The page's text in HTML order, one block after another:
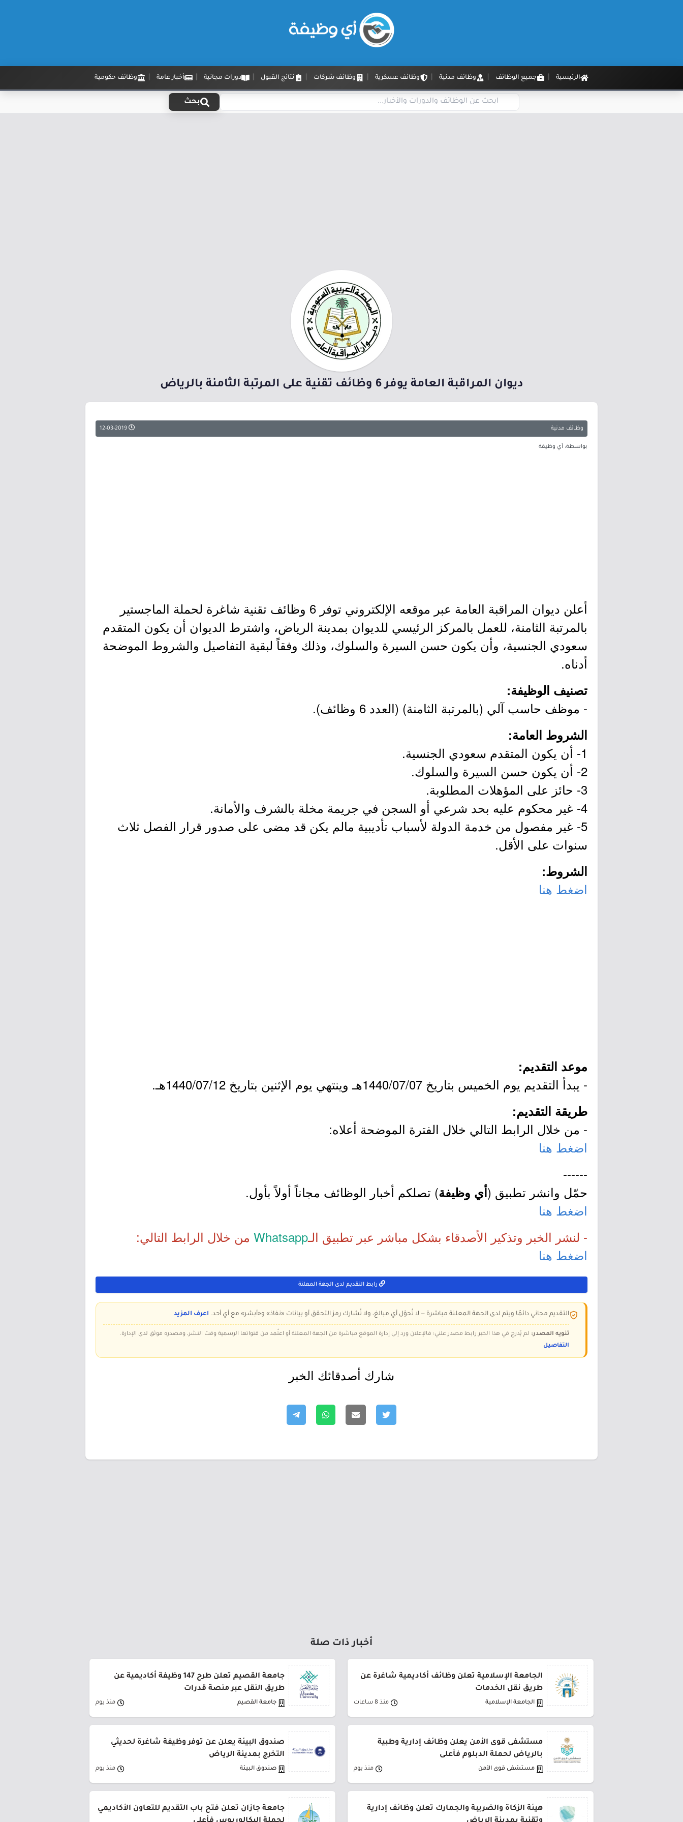
الرئيسية جميع الوظائف وظائف مدنية وظائف عسكرية وظائف شركات نتائج القبول دورات مجانية أخبار عامة وظائف حكومية
بحث
ديوان المراقبة العامة يوفر 6 وظائف تقنية على المرتبة الثامنة بالرياض
وظائف مدنية
بواسطة: أي وظيفة
أعلن ديوان المراقبة العامة عبر موقعه الإلكتروني توفر 6 وظائف تقنية شاغرة لحملة الماجستير
بالمرتبة الثامنة، للعمل بالمركز الرئيسي للديوان بمدينة الرياض، واشترط الديوان أن يكون المتقدم
سعودي الجنسية، وأن يكون حسن السيرة والسلوك، وذلك وفقاً لبقية التفاصيل والشروط الموضحة
أدناه.
تصنيف الوظيفة:
- موظف حاسب آلي (بالمرتبة الثامنة) (العدد 6 وظائف).
الشروط العامة:
1- أن يكون المتقدم سعودي الجنسية.
2- أن يكون حسن السيرة والسلوك.
3- حائز على المؤهلات المطلوبة.
4- غير محكوم عليه بحد شرعي أو السجن في جريمة مخلة بالشرف والأمانة.
5- غير مفصول من خدمة الدولة لأسباب تأديبية مالم يكن قد مضى على صدور قرار الفصل ثلاث
سنوات على الأقل.
الشروط:
اضغط هنا
موعد التقديم:
- يبدأ التقديم يوم الخميس بتاريخ 1440/07/07هـ وينتهي يوم الإثنين بتاريخ 1440/07/12هـ.
طريقة التقديم:
- من خلال الرابط التالي خلال الفترة الموضحة أعلاه:
اضغط هنا
------
حمّل وانشر تطبيق (أي وظيفة) تصلكم أخبار الوظائف مجاناً أولاً بأول.
اضغط هنا
- لنشر الخبر وتذكير الأصدقاء بشكل مباشر عبر تطبيق الـWhatsapp من خلال الرابط التالي:
اضغط هنا
رابط التقديم لدى الجهة المعلنة
التقديم مجاني دائمًا ويتم لدى الجهة المعلنة مباشرة — لا تُحوّل أي مبالغ، ولا تُشارك رمز التحقق أو بيانات «نفاذ» و«أبشر» مع أي أحد. اعرف المزيد
تنويه المصدر: لم يُدرج في هذا الخبر رابط مصدر علني؛ فالإعلان ورد إلى إدارة الموقع مباشرة من الجهة المعلنة أو اعتُمد من قنواتها الرسمية وقت النشر، ومصدره موثق لدى الإدارة.
التفاصيل
شارك أصدقائك الخبر
أخبار ذات صلة
الجامعة الإسلامية تعلن وظائف أكاديمية شاغرة عن
طريق نقل الخدمات
الجامعة الإسلامية منذ 8 ساعات
جامعة القصيم تعلن طرح 147 وظيفة أكاديمية عن
طريق النقل عبر منصة قدرات
جامعة القصيم منذ يوم
مستشفى قوى الأمن يعلن وظائف إدارية وطبية
بالرياض لحملة الدبلوم فأعلى
مستشفى قوى الأمن منذ يوم
صندوق البيئة يعلن عن توفر وظيفة شاغرة لحديثي
التخرج بمدينة الرياض
صندوق البيئة منذ يوم
هيئة الزكاة والضريبة والجمارك تعلن وظائف إدارية
جامعة جازان تعلن فتح باب التقديم للتعاون الأكاديمي